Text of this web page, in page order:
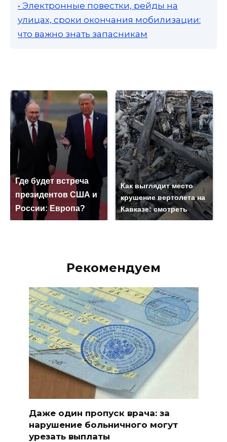
• Электронные повестки, рейды на
улицах, сроки окончания мобилизации:
что важно знать запасникам
Где будет встреча
президентов США и
России: Европа?
Как выглядит место
крушение вертолета на
Кавказе: смотреть
Рекомендуем
Даже один пропуск врача: за
нарушение больничного могут
урезать выплаты